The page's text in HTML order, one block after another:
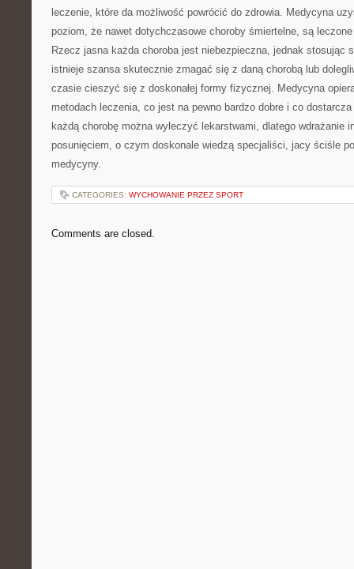
leczenie, które da możliwość powrócić do zdrowia. Medycyna
poziom, że nawet dotychczasowe choroby śmiertelne, są
Rzecz jasna każda choroba jest niebezpieczna, jednak stosując
istnieje szansa skutecznie zmagać się z daną chorobą lub
czasie cieszyć się z doskonałej formy fizycznej. Medycyna
metodach leczenia, co jest na pewno bardzo dobre i co
każdą chorobę można wyleczyć lekarstwami, dlatego wdrażanie
posunięciem, o czym doskonale wiedzą specjaliści, jacy ściśle
medycyny.
CATEGORIES: WYCHOWANIE PRZEZ SPORT
Comments are closed.